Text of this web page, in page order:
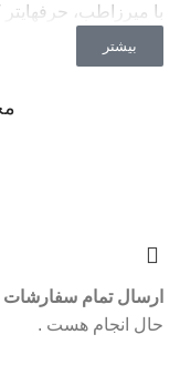
با میرزاطب،
بیشتر
ارسال تمام سفارشات
حال انجام هست .